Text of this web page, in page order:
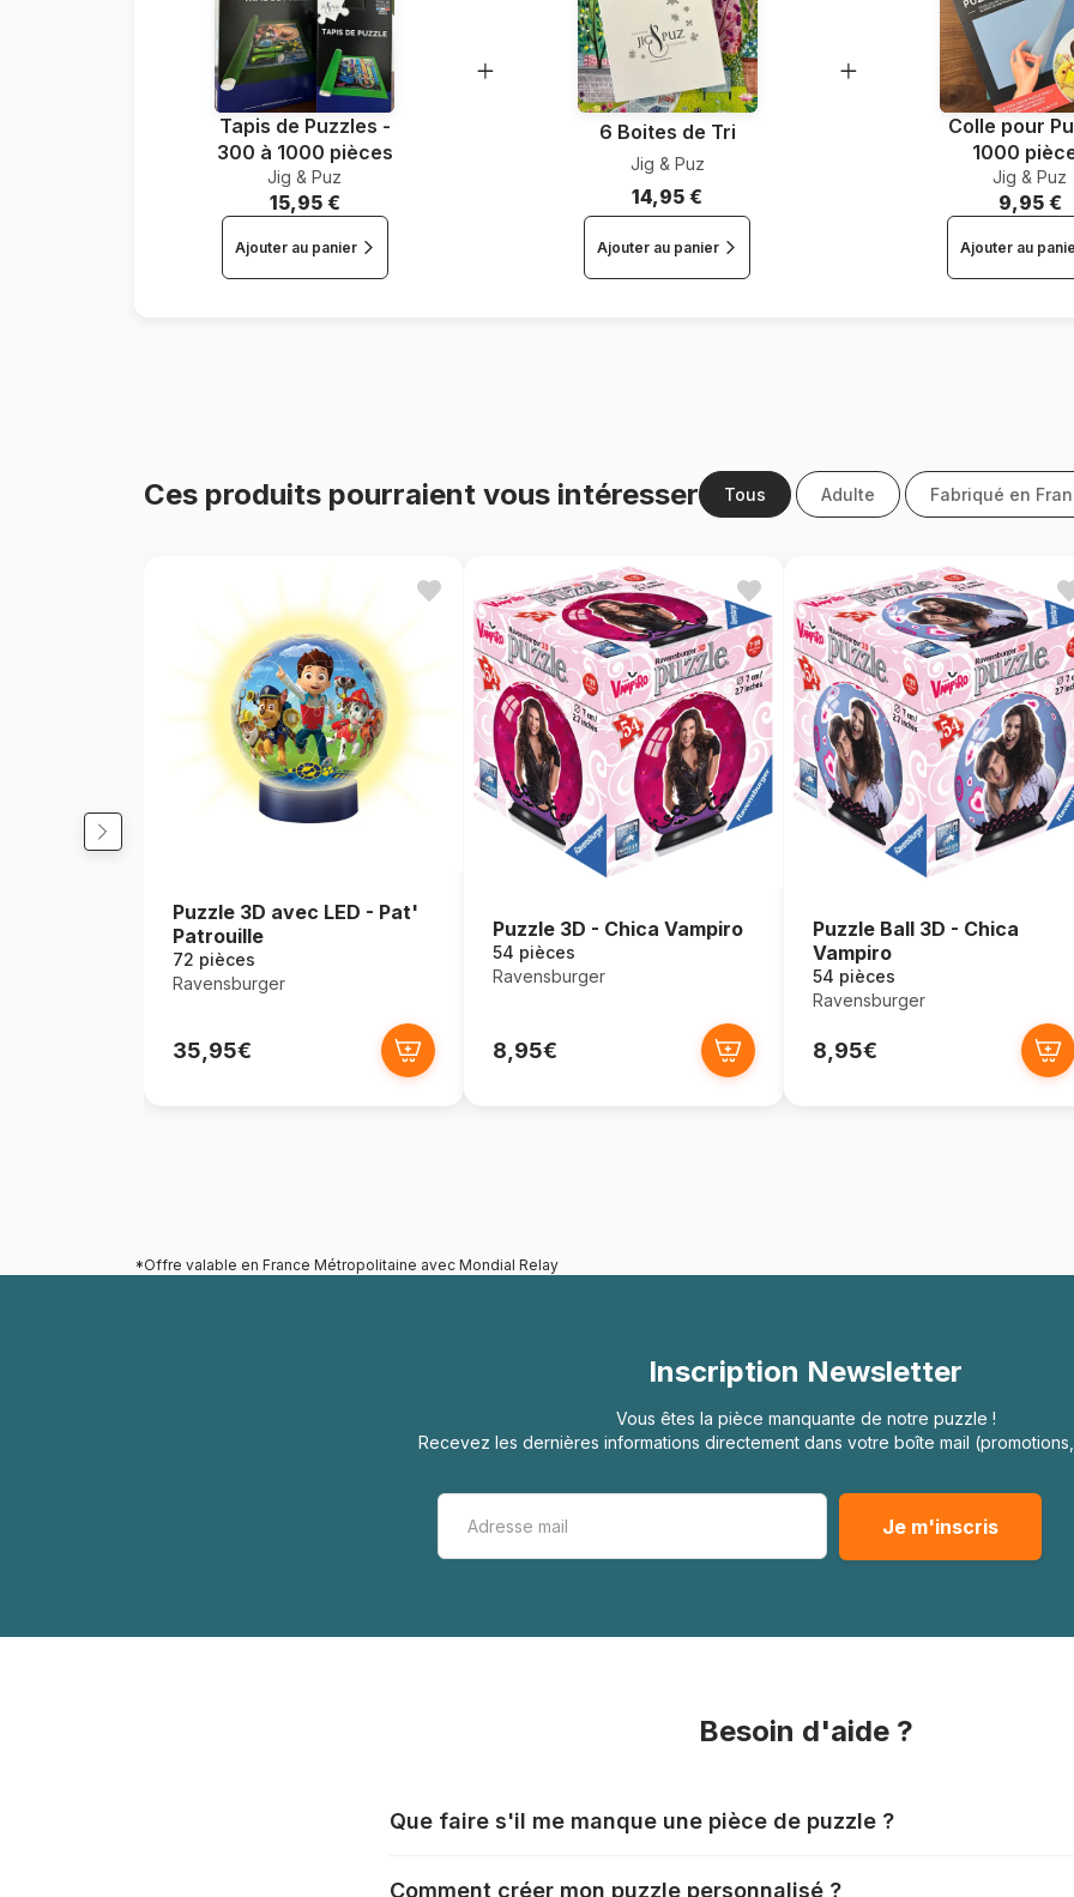
Tapis de Puzzles -
300 à 1000 pièces
Jig & Puz
15,95 €
Ajouter au panier
6 Boites de Tri
Jig & Puz
14,95 €
Ajouter au panier
Colle pour
1000
Jig & Puz
9,95 €
Ajouter au
Ces produits pourraient vous intéresser Tous Adulte Fabriqué en
Puzzle 3D avec LED - Pat'
Patrouille
72 pièces
Ravensburger
35,95€
Puzzle 3D - Chica Vampiro
54 pièces
Ravensburger
8,95€
Puzzle Ball 3D - Chica
Vampiro
54 pièces
Ravensburger
8,95€
*Offre valable en France Métropolitaine avec Mondial Relay
Inscription Newsletter
Vous êtes la pièce manquante de notre puzzle !
Recevez les dernières informations directement dans votre boîte mail
Besoin d'aide ?
Que faire s'il me manque une pièce de puzzle ?
Comment créer mon puzzle personnalisé ?